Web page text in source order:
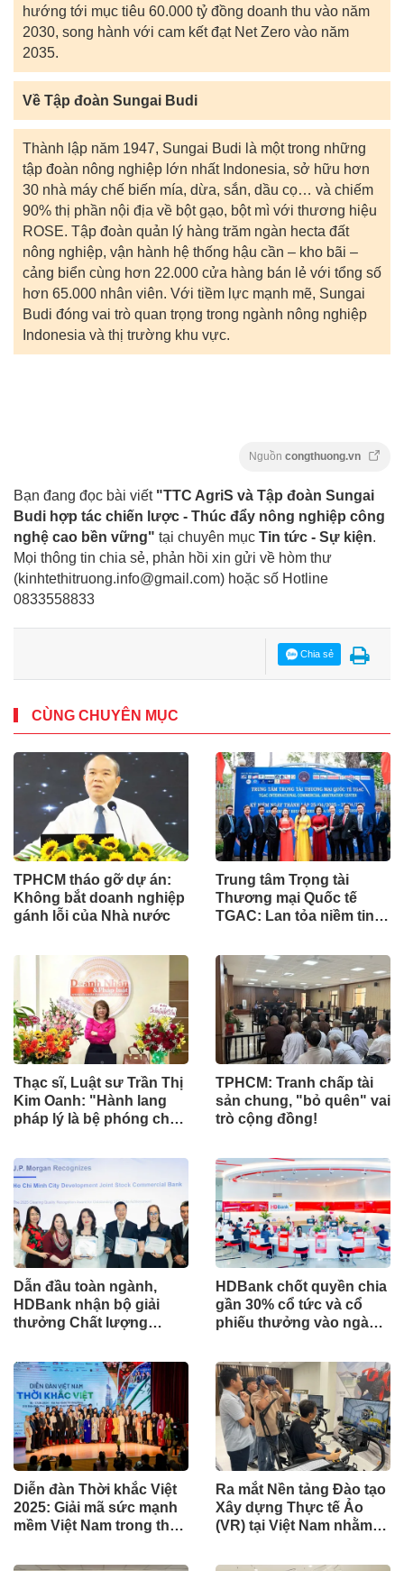
hướng tới mục tiêu 60.000 tỷ đồng doanh thu vào năm
2030, song hành với cam kết đạt Net Zero vào năm
2035.
Về Tập đoàn Sungai Budi
Thành lập năm 1947, Sungai Budi là một trong những
tập đoàn nông nghiệp lớn nhất Indonesia, sở hữu hơn
30 nhà máy chế biến mía, dừa, sắn, dầu cọ… và chiếm
90% thị phần nội địa về bột gạo, bột mì với thương hiệu
ROSE. Tập đoàn quản lý hàng trăm ngàn hecta đất
nông nghiệp, vận hành hệ thống hậu cần – kho bãi –
cảng biển cùng hơn 22.000 cửa hàng bán lẻ với tổng số
hơn 65.000 nhân viên. Với tiềm lực mạnh mẽ, Sungai
Budi đóng vai trò quan trọng trong ngành nông nghiệp
Indonesia và thị trường khu vực.
Nguồn congthuong.vn
Bạn đang đọc bài viết "TTC AgriS và Tập đoàn Sungai
Budi hợp tác chiến lược - Thúc đẩy nông nghiệp công
nghệ cao bền vững" tại chuyên mục Tin tức - Sự kiện.
Mọi thông tin chia sẻ, phản hồi xin gửi về hòm thư
(kinhtethitruong.info@gmail.com) hoặc số Hotline
0833558833
Chia sẻ
CÙNG CHUYÊN MỤC
TPHCM tháo gỡ dự án:
Không bắt doanh nghiệp
gánh lỗi của Nhà nước
Trung tâm Trọng tài
Thương mại Quốc tế
TGAC: Lan tỏa niềm tin,
Thạc sĩ, Luật sư Trần Thị
Kim Oanh: "Hành lang
pháp lý là bệ phóng cho
TPHCM: Tranh chấp tài
sản chung, "bỏ quên" vai
trò cộng đồng!
Dẫn đầu toàn ngành,
HDBank nhận bộ giải
thưởng Chất lượng
2025 từ JP Morgan
Chase
HDBank chốt quyền chia
gần 30% cổ tức và cổ
phiếu thưởng vào ngày
khánh thành 245 dự án
lớn
Diễn đàn Thời khắc Việt
2025: Giải mã sức mạnh
mềm Việt Nam trong thời
Ra mắt Nền tảng Đào tạo
Xây dựng Thực tế Ảo
(VR) tại Việt Nam nhằm
Nghề nghiệp